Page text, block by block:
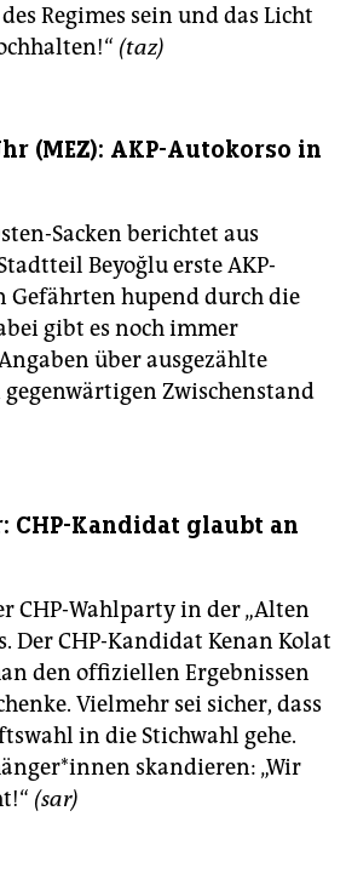
Regimes sein und das Licht
(taz)
(MEZ): AKP-Autokorso in
Sacken berichtet aus
Beyoğlu erste AKP-
Gefährten hupend durch die
gibt es noch immer
über ausgezählte
Zwischenstand
CHP-Kandidat glaubt an
CHP-Wahlparty in der „Alten
Der CHP-Kandidat Kenan Kolat
den offiziellen Ergebnissen
Vielmehr sei sicher, dass
in die Stichwahl gehe.
skandieren: „Wir
(sar)